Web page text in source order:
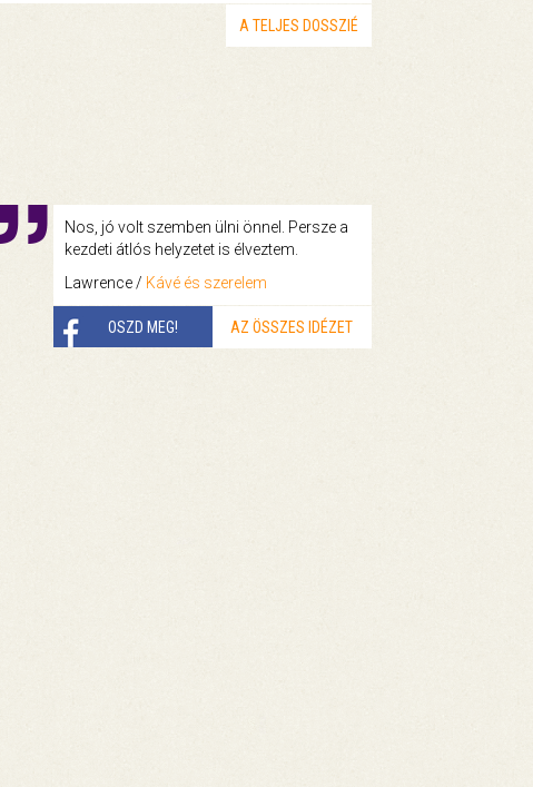
A TELJES DOSSZIÉ
Nos, jó volt szemben ülni önnel. Persze a
kezdeti átlós helyzetet is élveztem.
Lawrence / Kávé és szerelem
OSZD MEG! AZ ÖSSZES IDÉZET